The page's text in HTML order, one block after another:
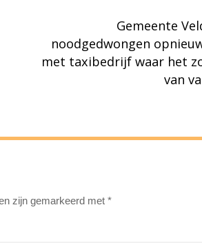
Gemeente
noodgedwongen
met taxibedrijf waar het
van
zijn gemarkeerd met*